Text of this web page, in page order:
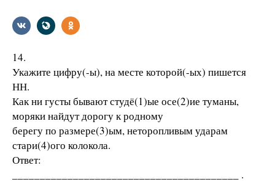
14.
Укажите цифру(-ы), на месте которой(-ых) пишется
НН.
Как ни густы бывают студё(1)ые осе(2)ие туманы,
моряки найдут дорогу к родному
берегу по размере(3)ым, неторопливым ударам
стари(4)ого колокола.
Ответ:
_________________________________________ .